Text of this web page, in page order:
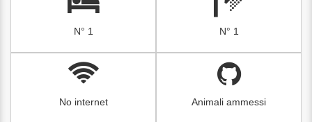
N° 1 N° 1
No internet Animali ammessi